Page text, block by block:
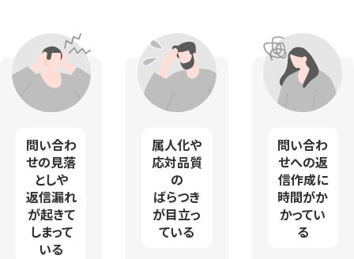
問い合わ
せの見落
としや
返信漏れ
が起きて
しまって
いる
属人化や
応対品質
の
ばらつき
が目立っ
ている
問い合わ
せへの返
信作成に
時間がか
かってい
る